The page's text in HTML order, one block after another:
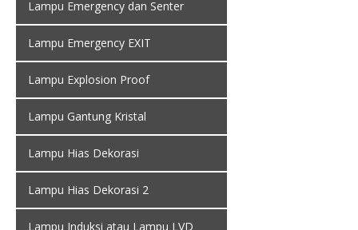
Lampu Emergency dan Senter
Lampu Emergency EXIT
Lampu Explosion Proof
Lampu Gantung Kristal
Lampu Hias Dekorasi
Lampu Hias Dekorasi 2
Lampu Induksi atau Lampu LVD